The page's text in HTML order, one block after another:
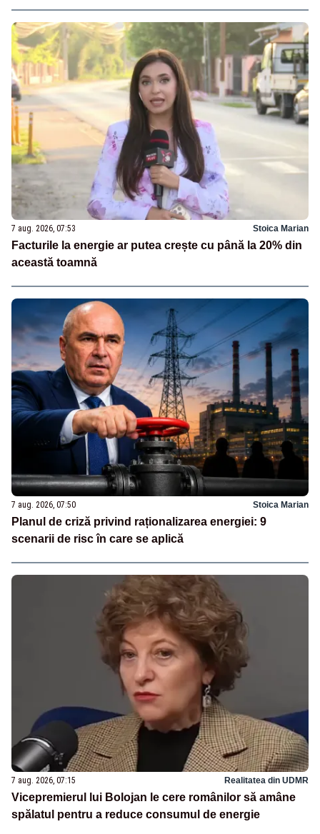
7 aug. 2026, 07:53 Stoica Marian
Facturile la energie ar putea crește cu până la 20% din
această toamnă
7 aug. 2026, 07:50 Stoica Marian
Planul de criză privind raționalizarea energiei: 9
scenarii de risc în care se aplică
7 aug. 2026, 07:15 Realitatea din UDMR
Vicepremierul lui Bolojan le cere românilor să amâne
spălatul pentru a reduce consumul de energie